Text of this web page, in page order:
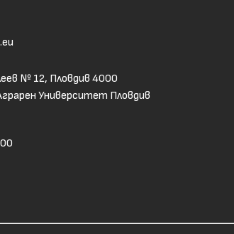
№ 12, Пловдив 4000
Университет Пловдив